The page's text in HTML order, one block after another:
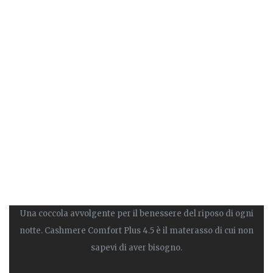
Una coccola avvolgente per il benessere del riposo di ogni
notte. Cashmere Comfort Plus 4.5 è il materasso di cui non
sapevi di aver bisogno.